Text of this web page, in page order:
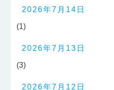
2026年7月14日
(1)
2026年7月13日
(3)
2026年7月12日